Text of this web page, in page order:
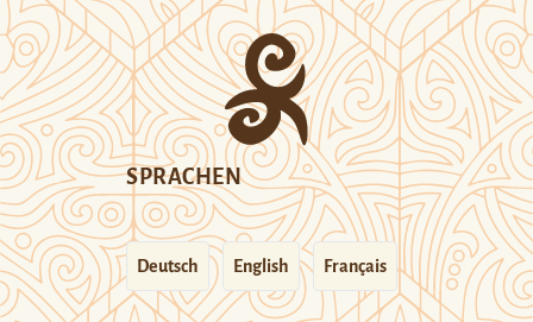
SPRACHEN
Deutsch English Français